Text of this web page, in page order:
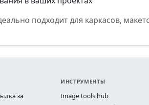
подходит для каркасов,
за
ИНСТРУМЕНТЫ
Image tools hub